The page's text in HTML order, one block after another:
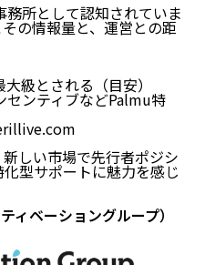
所として認知されていま
の情報量と、運営との距
級とされる（目安）
センティブなどPalmu特
しい市場で先行者ポジシ
型サポートに魅力を感じ
ベーショングループ）